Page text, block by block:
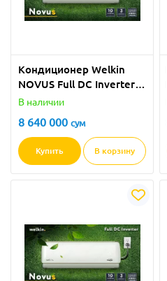
Кондиционер Welkin
NOVUS Full DС Inverter -
09 BTU
В наличии
8 640 000 сум
Купить В корзину